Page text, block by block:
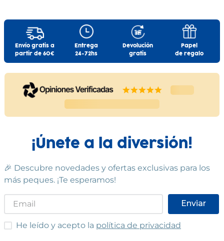
Envío gratis a
partir de 60€
Entrega
24-72hs
Devolución
gratis
Papel
de regalo
¡Únete a la diversión!
🎉 Descubre novedades y ofertas exclusivas para los
más peques. ¡Te esperamos!
Enviar
He leído y acepto las condiciones
He leído y acepto la política de privacidad